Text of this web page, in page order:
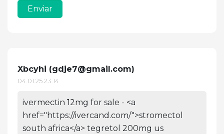
Enviar
Xbcyhi (gdje7@gmail.com)
04.01.25 23:14
ivermectin 12mg for sale - <a
href="https://ivercand.com/">stromectol
south africa</a> tegretol 200mg us